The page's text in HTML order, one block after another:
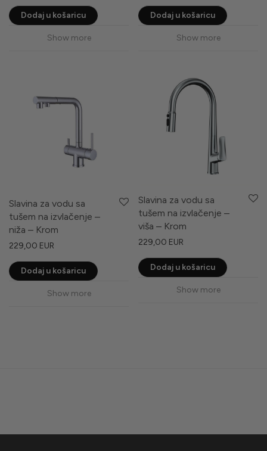
Dodaj u košaricu
Show more
Dodaj u košaricu
Show more
Slavina za vodu sa
tušem na izvlačenje –
niža – Krom
229,00 EUR
Dodaj u košaricu
Show more
Slavina za vodu sa
tušem na izvlačenje –
viša – Krom
229,00 EUR
Dodaj u košaricu
Show more